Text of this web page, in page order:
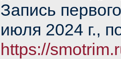
Запись
июля 2024 г.,
https://